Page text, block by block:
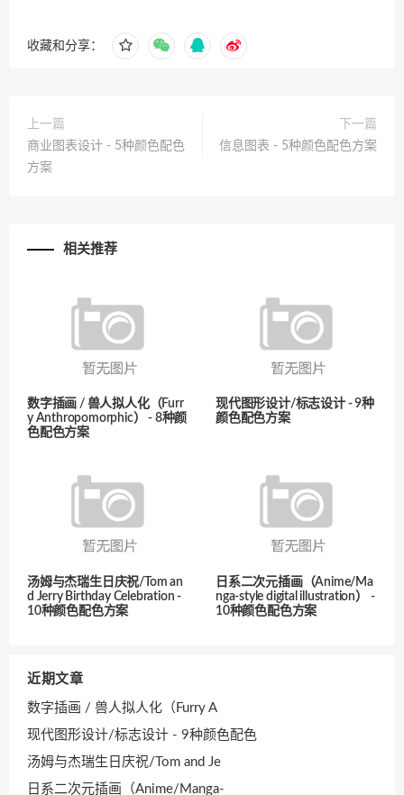
收藏和分享：
上一篇
商业图表设计 - 5种颜色配色
方案
下一篇
信息图表 - 5种颜色配色方案
相关推荐
数字插画 / 兽人拟人化（Furr
y Anthropomorphic） - 8种颜
色配色方案
现代图形设计/标志设计 - 9种
颜色配色方案
汤姆与杰瑞生日庆祝/Tom an
d Jerry Birthday Celebration -
10种颜色配色方案
日系二次元插画（Anime/Ma
nga-style digital illustration） -
10种颜色配色方案
近期文章
数字插画 / 兽人拟人化（Furry A
现代图形设计/标志设计 - 9种颜色配色
汤姆与杰瑞生日庆祝/Tom and Je
日系二次元插画（Anime/Manga-